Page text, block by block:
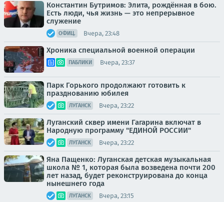
Константин Бутримов: Элита, рождённая в бою.
Есть люди, чья жизнь — это непрерывное
служение
ОФИЦ. Вчера, 23:48
Хроника специальной военной операции
ПАБЛИКИ Вчера, 23:37
Парк Горького продолжают готовить к
празднованию юбилея
ЛУГАНСК Вчера, 23:22
Луганский сквер имени Гагарина включат в
Народную программу "ЕДИНОЙ РОССИИ"
ЛУГАНСК Вчера, 23:22
Яна Пащенко: Луганская детская музыкальная
школа № 1, которая была возведена почти 200
лет назад, будет реконструирована до конца
нынешнего года
ЛУГАНСК Вчера, 23:15